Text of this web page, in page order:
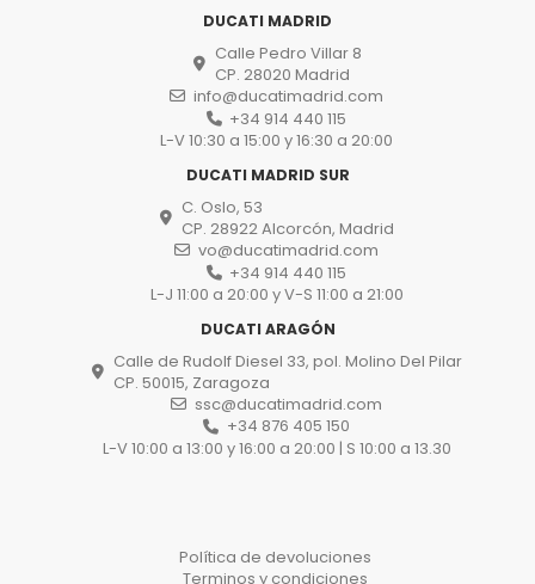
DUCATI MADRID
Calle Pedro Villar 8
CP. 28020 Madrid
info@ducatimadrid.com
+34 914 440 115
L-V 10:30 a 15:00 y 16:30 a 20:00
DUCATI MADRID SUR
C. Oslo, 53
CP. 28922 Alcorcón, Madrid
vo@ducatimadrid.com
+34 914 440 115
L-J 11:00 a 20:00 y V-S 11:00 a 21:00
DUCATI ARAGÓN
Calle de Rudolf Diesel 33, pol. Molino Del Pilar
CP. 50015, Zaragoza
ssc@ducatimadrid.com
+34 876 405 150
L-V 10:00 a 13:00 y 16:00 a 20:00 | S 10:00 a 13.30
Política de devoluciones
Terminos y condiciones